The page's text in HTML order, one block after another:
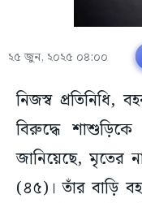
২৫ জুন, ২০২৫ ০৪:০০
নিজস্ব প্রতিনিধি,
বিরুদ্ধে
জানিয়েছে, মৃতের
(৪৫)। তাঁর বাড়ি